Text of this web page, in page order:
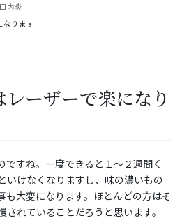
口内炎
なります
ーザーで楽になり
ですね。一度できると１〜２週間く
いけなくなりますし、味の濃いもの
も大変になります。ほとんどの方はそ
れていることだろうと思います。